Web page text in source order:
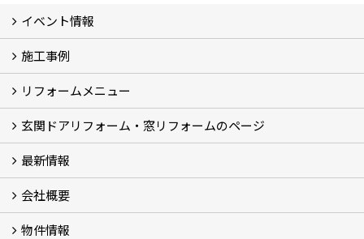
イベント情報
イベント予告
イベント報告
施工事例
フォトギャラリー
BeforeAfter (29)
お客様の声
リフォームメニュー
リフォームの流れ
窓リフォーム (3)
玄関ドアリフォーム (2)
キッチンリフォーム (4)
浴室リフォーム (3)
トイレリフォーム (5)
洗面リフォーム (2)
マンションリフォーム (3)
収納リフォーム
カーポート工事
風除室工事
ウッドデッキ・タイルデッキ工事
エクステリア工事 (2)
内装リフォーム
雨樋設置・修繕
外壁張替・塗装 (2)
エアコン取付工事
玄関ドアリフォーム・窓リフォームのページ
玄関ドアリフォーム
内窓交換・外窓交換・ガラス交換 (18)
最新情報
補助金情報
各種キャンペーン (2)
会社概要
会社概要
コンセプト
アクセス
スタッフ紹介
スタッフブログ
プライバシーポリシー
アフターメンテナンス
お客様サポート
事業紹介
物件情報